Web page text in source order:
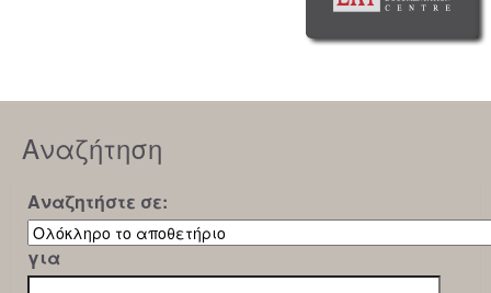
Αναζήτηση
Αναζητήστε σε:
για